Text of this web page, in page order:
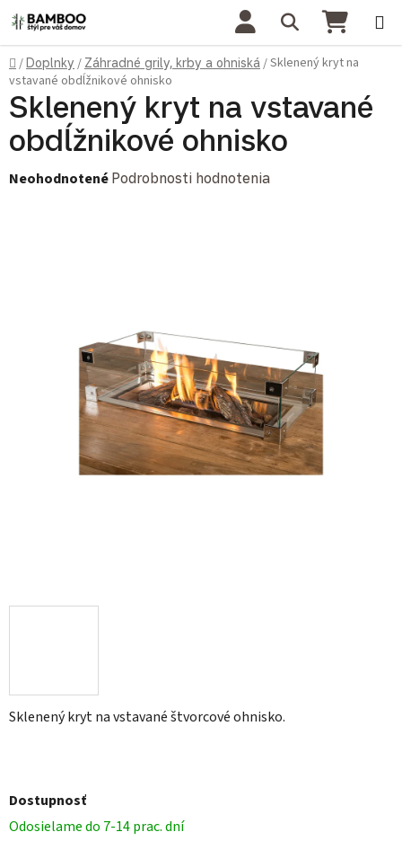
Prejsť na obsah Hľadať
Domov
/Doplnky / Záhradné grily, krby a ohniská /Sklenený kryt na
vstavané obdĺžnikové ohnisko
Sklenený kryt na vstavané štvorcové ohnisko.
Dostupnosť
Odosielame do 7-14 prac. dní
Sklenený kryt na vstavané
obdĺžnikové ohnisko
Priemerné hodnotenie produktu je 0,0 z 5 hviezdičiek.
Neohodnotené Podrobnosti hodnotenia